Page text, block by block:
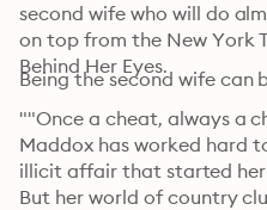
second wife who will do
on top from the New York
Behind Her Eyes.
""Once a cheat, always a
Maddox has worked hard
illicit affair that started her
But her world of country